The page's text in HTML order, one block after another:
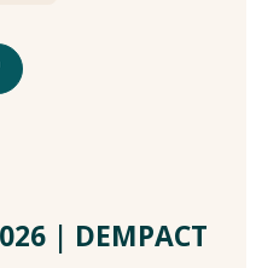
| DEMPACT